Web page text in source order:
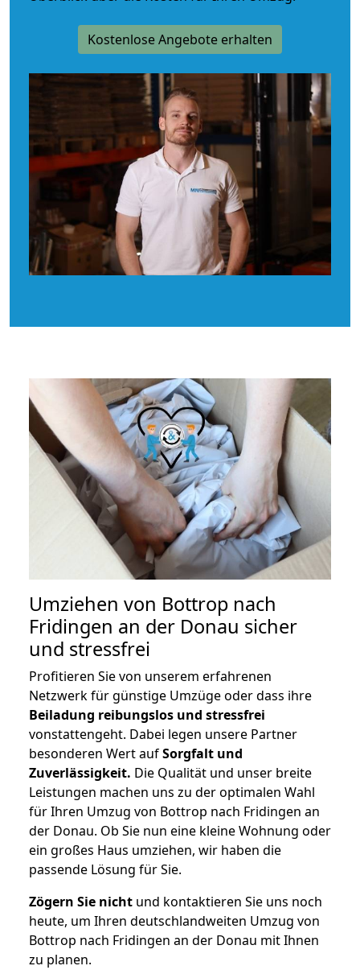
Kostenlose Angebote erhalten
Umziehen von Bottrop nach
Fridingen an der Donau sicher
und stressfrei
Profitieren Sie von unserem erfahrenen
Netzwerk für günstige Umzüge oder dass ihre
Beiladung reibungslos und stressfrei
vonstattengeht. Dabei legen unsere Partner
besonderen Wert aufSorgfalt und
Zuverlässigkeit. Die Qualität und unser breite
Leistungen machen uns zu der optimalen Wahl
für Ihren Umzug von Bottrop nach Fridingen an
der Donau. Ob Sie nun eine kleine Wohnung oder
ein großes Haus umziehen, wir haben die
passende Lösung für Sie.
Zögern Sie nicht und kontaktieren Sie uns noch
heute, um Ihren deutschlandweiten Umzug von
Bottrop nach Fridingen an der Donau mit Ihnen
zu planen.